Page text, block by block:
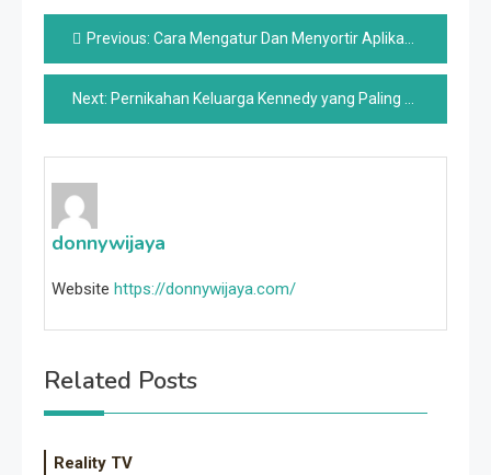
Post
navigation
Previous: Cara Mengatur Dan Menyortir Aplikasi Di Android Auto
Next: Pernikahan Keluarga Kennedy yang Paling Bermasalah
donnywijaya
Website https://donnywijaya.com/
Related Posts
Reality TV